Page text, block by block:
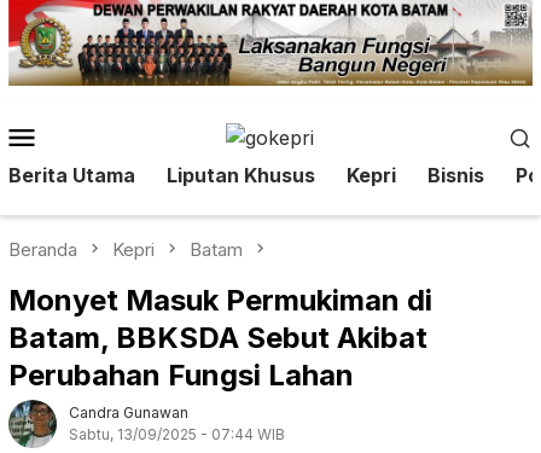
Loncat
ke
konten
Mobile
Berita Utama Liputan Khusus Kepri Bisnis
Beranda Kepri Batam
Monyet Masuk Permukiman di
Batam, BBKSDA Sebut Akibat
Perubahan Fungsi Lahan
Candra Gunawan
Sabtu, 13/09/2025 - 07:44 WIB